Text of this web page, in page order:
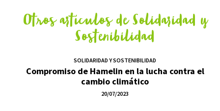
Otros artículos deSolidaridad y
Sostenibilidad
SOLIDARIDAD Y SOSTENIBILIDAD
Compromiso de Hamelin en la lucha contra el
cambio climático
20/07/2023